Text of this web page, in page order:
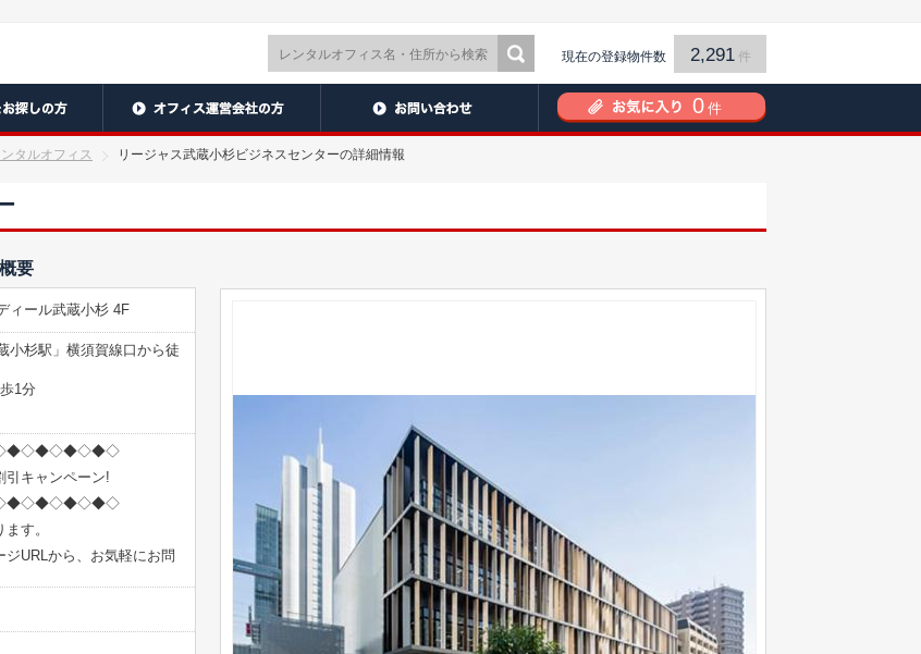
現在の登録物件数 2,291 件
0 件
タルオフィス リージャス武蔵小杉ビジネスセンターの詳細情報
要
ィール武蔵小杉 4F
小杉駅」横須賀線口から徒
1分
引キャンペーン!
す。
URLから、お気軽にお問